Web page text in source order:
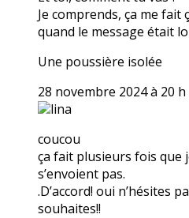
Je comprends, ça me fait
quand le message était
Une poussière isolée
28 novembre 2024 à 20
lina
coucou
ça fait plusieurs fois que
s’envoient pas.
.D’accord! oui n’hésites
souhaites!!